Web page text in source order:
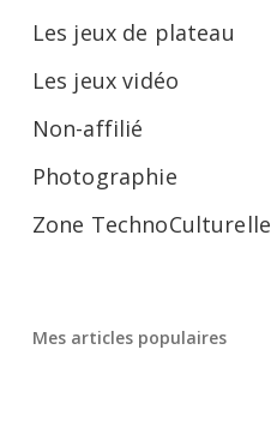
Les jeux de plateau
Les jeux vidéo
Non-affilié
Photographie
Zone TechnoCulturelle
Mes articles populaires